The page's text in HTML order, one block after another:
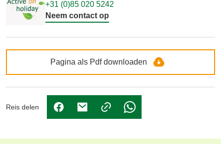
+31 (0)85 020 5242
Neem contact op
Pagina als Pdf downloaden
Reis delen
(Link opent in nieuw tabblad)
(Link opent in nieuw tabblad)
(Link opent in nieuw